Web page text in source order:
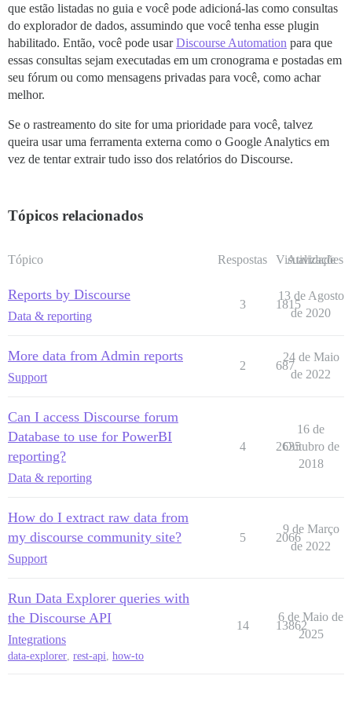
que estão listadas no guia e você pode adicioná-las como consultas
do explorador de dados, assumindo que você tenha esse plugin
habilitado. Então, você pode usarDiscourse Automation para que
essas consultas sejam executadas em um cronograma e postadas em
seu fórum ou como mensagens privadas para você, como achar
melhor.
Se o rastreamento do site for uma prioridade para você, talvez
queira usar uma ferramenta externa como o Google Analytics em
vez de tentar extrair tudo isso dos relatórios do Discourse.
Tópicos relacionados
Tópico Respostas Visualizações
Atividade
Reports by Discourse
Data & reporting
3 1815
13 de Agosto
de 2020
More data from Admin reports
Support
2 687
24 de Maio
de 2022
Can I access Discourse forum
Database to use for PowerBI
reporting?
Data & reporting
4 2635
16 de
Outubro de
2018
How do I extract raw data from
my discourse community site?
Support
5 2066
9 de Março
de 2022
Run Data Explorer queries with
the Discourse API
Integrations
data-explorer rest-api how-to
14 13862
6 de Maio de
2025